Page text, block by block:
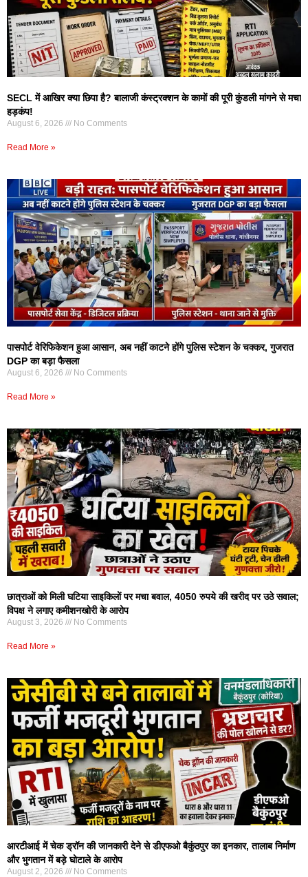
SECL में आखिर क्या छिपा है? बालाजी कंस्ट्रक्शन के कामों की पूरी कुंडली मांगने से मचा
हड़कंप!
August 6, 2026 No Comments
Read More »
पासपोर्ट वेरिफिकेशन हुआ आसान, अब नहीं काटने होंगे पुलिस स्टेशन के चक्कर, गुजरात
DGP का बड़ा फैसला
August 6, 2026 No Comments
Read More »
छात्राओं को मिली घटिया साइकिलों पर मचा बवाल, 4050 रुपये की खरीद पर उठे सवाल;
विपक्ष ने लगाए कमीशनखोरी के आरोप
August 3, 2026 No Comments
Read More »
आरटीआई में चेक ड्रॉन की जानकारी देने से डीएफओ बैकुंठपुर का इनकार, तालाब निर्माण
और भुगतान में बड़े घोटाले के आरोप
August 2, 2026 No Comments